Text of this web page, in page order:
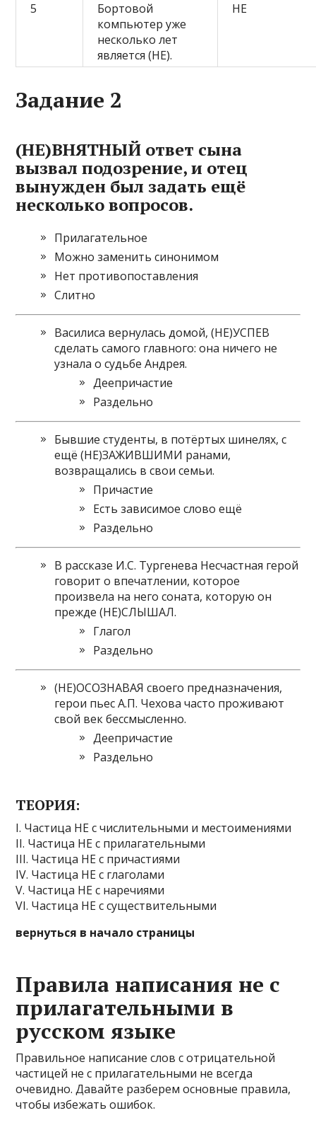
5
Бортовой
компьютер уже
несколько лет
является (НЕ).
НЕ
Задание 2
(НЕ)ВНЯТНЫЙ ответ сына
вызвал подозрение, и отец
вынужден был задать ещё
несколько вопросов.
Прилагательное
Можно заменить синонимом
Нет противопоставления
Слитно
Василиса вернулась домой, (НЕ)УСПЕВ
сделать самого главного: она ничего не
узнала о судьбе Андрея.
Деепричастие
Раздельно
Бывшие студенты, в потёртых шинелях, с
ещё (НЕ)ЗАЖИВШИМИ ранами,
возвращались в свои семьи.
Причастие
Есть зависимое слово ещё
Раздельно
В рассказе И.С. Тургенева Несчастная герой
говорит о впечатлении, которое
произвела на него соната, которую он
прежде (НЕ)СЛЫШАЛ.
Глагол
Раздельно
(НЕ)ОСОЗНАВАЯ своего предназначения,
герои пьес А.П. Чехова часто проживают
свой век бессмысленно.
Деепричастие
Раздельно
ТЕОРИЯ:
I. Частица НЕ с числительными и местоимениями
II. Частица НЕ с прилагательными
III. Частица НЕ с причастиями
IV. Частица НЕ с глаголами
V. Частица НЕ с наречиями
VI. Частица НЕ с существительными
вернуться в начало страницы
Правила написания не с
прилагательными в
русском языке
Правильное написание слов с отрицательной
частицей не с прилагательными не всегда
очевидно. Давайте разберем основные правила,
чтобы избежать ошибок.